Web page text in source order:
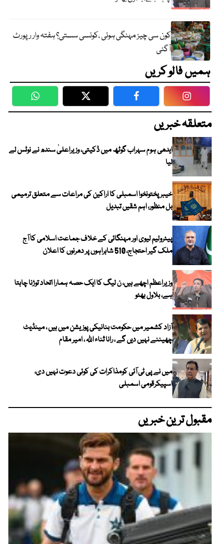
کون سی چیز مہنگی ہوئی ،کونسی سستی؟ ہفتہ وار رپورٹ
آگئی
ہمیں فالو کریں
WhatsApp Twitter Facebook
متعلقہ خبریں
ایدھی ہوم سہراب گوٹھ میں ڈکیتی، وزیراعلیٰ سندھ نے نوٹس لے
لیا
خیبرپختونخوا اسمبلی کا اراکین کی مراعات سے متعلق ترمیمی
بل منظور، اہم شقیں تبدیل
پیٹرولیم لیوی اور مہنگائی کے خلاف جماعت اسلامی کا آج
ملک گیر احتجاج، 510 شاہراہوں پر دھرنوں کا اعلان
وزیراعظم اچھے ہیں، ن لیگ کا ایک حصہ ہمارا اتحاد توڑنا چاہتا
ہے، بلاول بھٹو
آزاد کشمیر میں حکومت بنانیکی پوزیشن میں ہیں ، مینڈیٹ
چھیننے نہیں دیں گے ، رانا ثناء اللہ ، امیر مقام
میں نے پی ٹی آئی کومذاکرات کی کوئی دعوت نہیں دی،
اسپیکرقومی اسمبلی
مقبول ترین خبریں